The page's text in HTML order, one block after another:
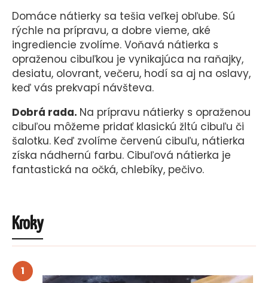
Domáce nátierky sa tešia veľkej obľube. Sú
rýchle na prípravu, a dobre vieme, aké
ingrediencie zvolíme. Voňavá nátierka s
opraženou cibuľkou je vynikajúca na raňajky,
desiatu, olovrant, večeru, hodí sa aj na oslavy,
keď vás prekvapí návšteva.
Dobrá rada. Na prípravu nátierky s opraženou
cibuľou môžeme pridať klasickú žltú cibuľu či
šalotku. Keď zvolíme červenú cibuľu, nátierka
získa nádhernú farbu. Cibuľová nátierka je
fantastická na očká, chlebíky, pečivo.
Kroky
1